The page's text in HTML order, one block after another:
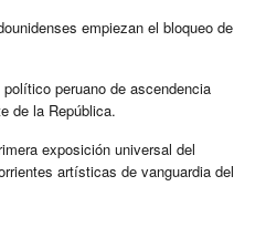
empiezan el bloqueo de
político peruano de ascendencia
de la República.
exposición universal del
artísticas de vanguardia del